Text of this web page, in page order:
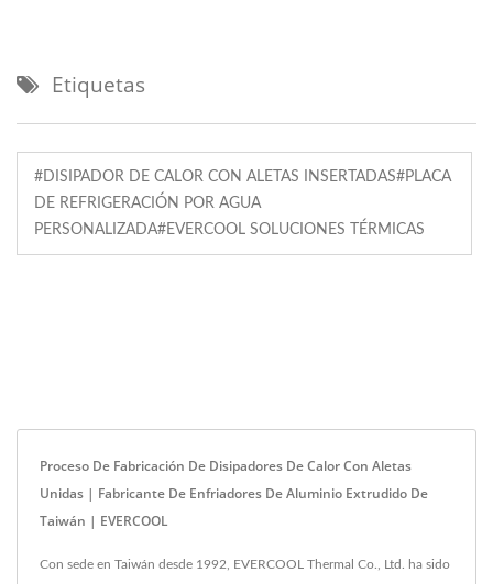
Etiquetas
#DISIPADOR DE CALOR CON ALETAS INSERTADAS#PLACA
DE REFRIGERACIÓN POR AGUA
PERSONALIZADA#EVERCOOL SOLUCIONES TÉRMICAS
Proceso De Fabricación De Disipadores De Calor Con Aletas
Unidas | Fabricante De Enfriadores De Aluminio Extrudido De
Taiwán | EVERCOOL
Con sede en Taiwán desde 1992, EVERCOOL Thermal Co., Ltd. ha sido